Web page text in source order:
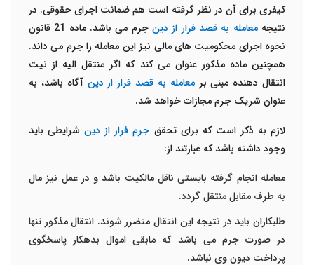
کیفری برای آن در نظر گرفته است هم ضمانت اجرای حقوقی. در
نتیجهمعامله به قصد فرار از دین
جرم می باشد. ماده 21 قانون
نحوه اجرای محکومیت های مالی نیز این معامله را جرم می داند.
همچنین ماده مذکور عنوان می کند که اگر منتقل الیه از نیت
انتقال دهنده مبنی برمعامله به قصد فرار از دین آگاه باشد، به
عنوان شریک جرم مجازات خواهد شد.
لازم به ذکر است که برای تحقق جرم فرار از دینشرایطی باید
وجود داشته باشد که عبارتند از:
معامله انجام گرفته بایستی ناقل مالکیت باشد و در عمل نیز مال
به طرف مقابل منتقل گردد.
طلبکاران باید در نتیجه این انتقال متضرر شوند. انتقال مذکور تنها
در صورت جرم می باشد که مابقی اموال بدهکار پاسخگوی
پرداخت دیون وی نباشد.